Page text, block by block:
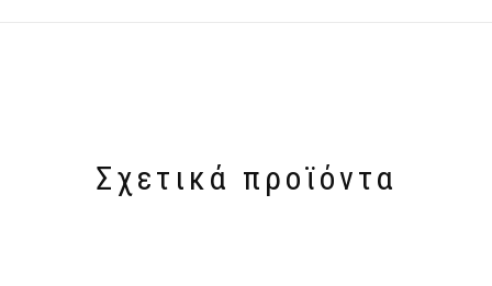
Σχετικά προϊόντα